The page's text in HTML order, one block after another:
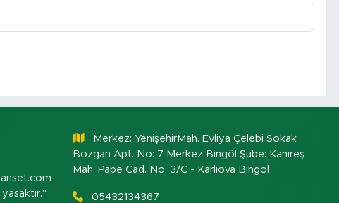
Merkez: YenişehirMah. Evliya Çelebi Sokak
Bozgan Apt. No: 7 Merkez Bingöl Şube: Kanireş
Mah. Pape Cad. No: 3/C - Karlıova Bingöl
05432134367